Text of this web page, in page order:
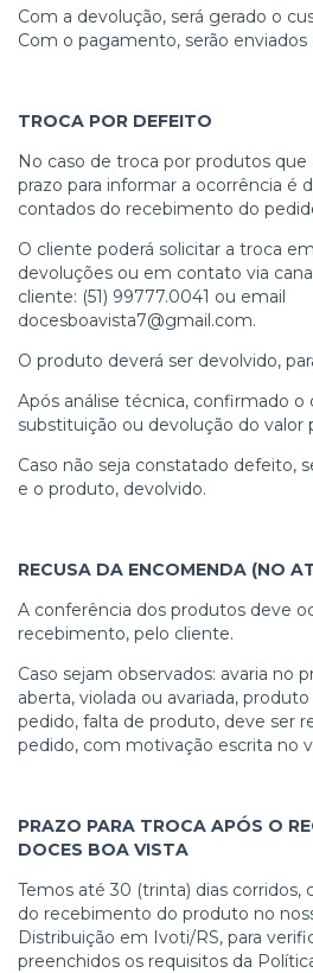
Com a devolução, será gerado o
Com o pagamento, serão
TROCA POR DEFEITO
No caso de troca por produtos
prazo para informar a ocorrência é
contados do recebimento do
O cliente poderá solicitar a troca
devoluções ou em contato via
cliente: (51) 99777.0041 ou email
docesboavista7@gmail.com.
O produto deverá ser devolvido,
Após análise técnica, confirmado o
substituição ou devolução do valor
Caso não seja constatado defeito,
e o produto, devolvido.
RECUSA DA ENCOMENDA (NO
A conferência dos produtos deve
recebimento, pelo cliente.
Caso sejam observados: avaria no
aberta, violada ou avariada,
pedido, falta de produto, deve ser
pedido, com motivação escrita no
PRAZO PARA TROCA APÓS O
DOCES BOA VISTA
Temos até 30 (trinta) dias corridos,
do recebimento do produto no
Distribuição em Ivoti/RS, para
preenchidos os requisitos da